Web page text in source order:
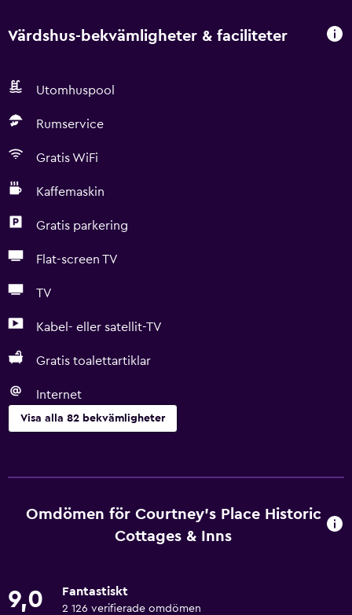
Värdshus-bekvämligheter & faciliteter
Utomhuspool
Rumservice
Gratis WiFi
Kaffemaskin
Gratis parkering
Flat-screen TV
TV
Kabel- eller satellit-TV
Gratis toalettartiklar
Internet
Visa alla 82 bekvämligheter
Gratis WiFi
Brandsläckare
Omdömen för Courtney's Place Historic
Cottages & Inns
9,0 Fantastiskt
2 126 verifierade omdömen